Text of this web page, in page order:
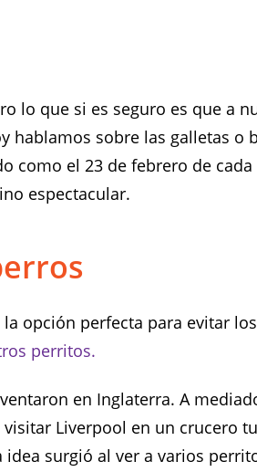
lo que si es seguro es que a
hablamos sobre las galletas o
como el 23 de febrero de
espectacular.
opción perfecta para evitar los
perritos.
en Inglaterra. A
Liverpool en un crucero
idea surgió al ver a varios